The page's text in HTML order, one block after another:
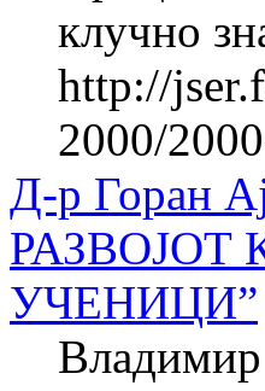
клучно
http://
2000/
Д-р Горан
РАЗВОЈОТ
УЧЕНИЦИ”